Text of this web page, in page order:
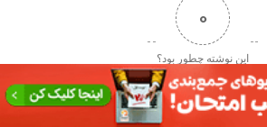
0
این نوشته چطور بود؟